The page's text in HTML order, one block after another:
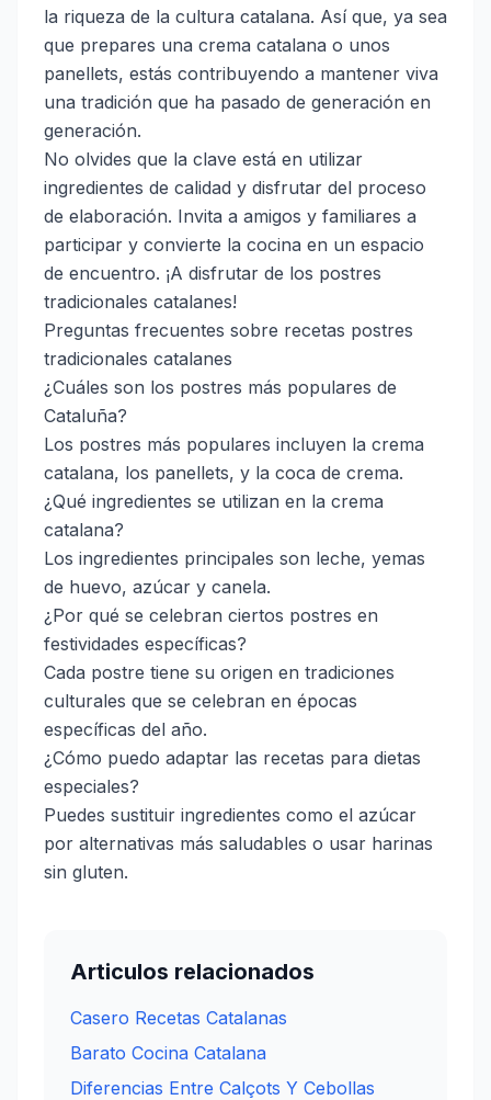
la riqueza de la cultura catalana. Así que, ya sea
que prepares una crema catalana o unos
panellets, estás contribuyendo a mantener viva
una tradición que ha pasado de generación en
generación.
No olvides que la clave está en utilizar
ingredientes de calidad y disfrutar del proceso
de elaboración. Invita a amigos y familiares a
participar y convierte la cocina en un espacio
de encuentro. ¡A disfrutar de los postres
tradicionales catalanes!
Preguntas frecuentes sobre recetas postres
tradicionales catalanes
¿Cuáles son los postres más populares de
Cataluña?
Los postres más populares incluyen la crema
catalana, los panellets, y la coca de crema.
¿Qué ingredientes se utilizan en la crema
catalana?
Los ingredientes principales son leche, yemas
de huevo, azúcar y canela.
¿Por qué se celebran ciertos postres en
festividades específicas?
Cada postre tiene su origen en tradiciones
culturales que se celebran en épocas
específicas del año.
¿Cómo puedo adaptar las recetas para dietas
especiales?
Puedes sustituir ingredientes como el azúcar
por alternativas más saludables o usar harinas
sin gluten.
Articulos relacionados
Casero Recetas Catalanas
Barato Cocina Catalana
Diferencias Entre Calçots Y Cebollas